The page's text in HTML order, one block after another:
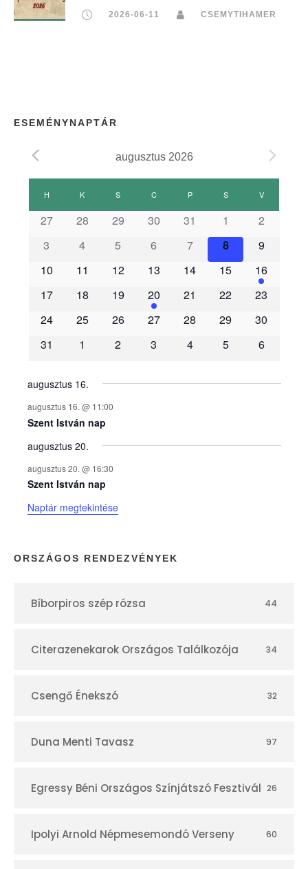
2026-06-11 CSEMYTIHAMER
ESEMÉNYNAPTÁR
augusztus 2026
E
m
é
n
y
e
k
n
a
p
r
H K S CCSÜTÖRTÖK
PPÉNTEK SSZOMBAT
VVASÁRNAP
27 28 29 30 31 1
2
3
4 5 6 7 8
9
10
11 12 13 14 15
16
17
18 19 20 21 22
23
24
25 26 27 28 29
30
31
1 2 3 4 5 6
augusztus 16.
augusztus 16. @ 11:00
Szent István nap
augusztus 20.
augusztus 20. @ 16:30
Szent István nap
Naptár megtekintése
ORSZÁGOS RENDEZVÉNYEK
Bíborpiros szép rózsa 44
Citerazenekarok Országos Találkozója 34
Csengő Énekszó 32
Duna Menti Tavasz 97
Egressy Béni Országos Színjátszó Fesztivál 26
Ipolyi Arnold Népmesemondó Verseny 60